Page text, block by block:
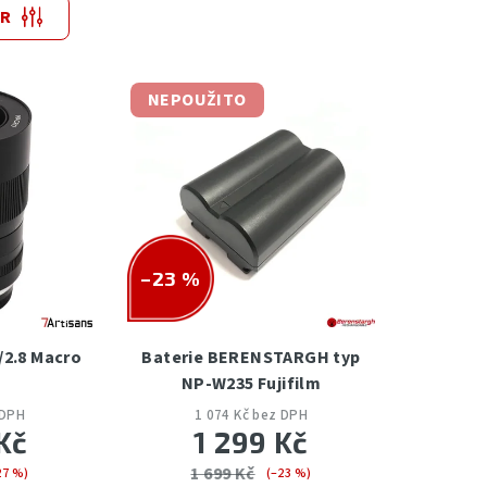
Macro
%)
NEPOUŽITO
–23 %
Baterie BERENSTARGH typ
NP-W235 Fujifilm
1 074 Kč bez DPH
1 299 Kč
1 699 Kč (–23 %)